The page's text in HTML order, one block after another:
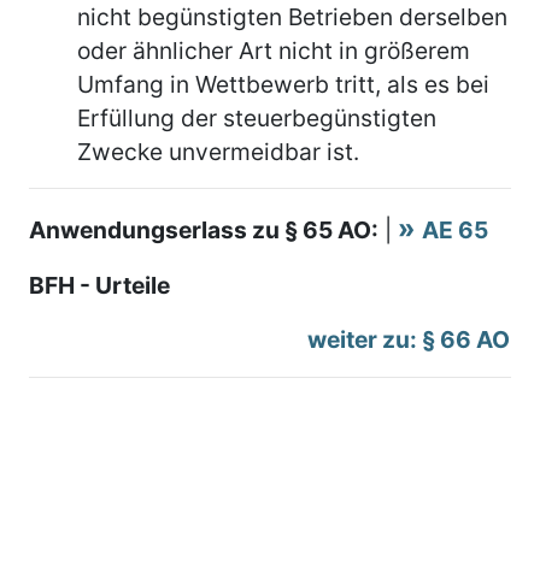
nicht begünstigten Betrieben derselben
oder ähnlicher Art nicht in größerem
Umfang in Wettbewerb tritt, als es bei
Erfüllung der steuerbegünstigten
Zwecke unvermeidbar ist.
Anwendungserlass zu § 65 AO:
AE 65
BFH - Urteile
weiter zu: § 66 AO